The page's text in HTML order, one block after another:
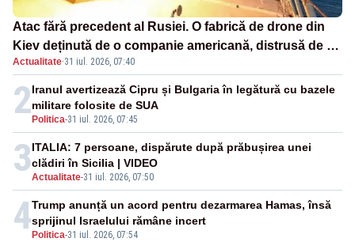
Atac fără precedent al Rusiei. O fabrică de drone din
Kiev deținută de o companie americană, distrusă de o
rachetă rusească
Actualitate·31 iul. 2026, 07:40
2 Politica-31 iul. 2026, 07:45
Iranul avertizează Cipru și Bulgaria în legătură cu bazele
militare folosite de SUA
3Actualitate-31 iul. 2026, 07:50
ITALIA: 7 persoane, dispărute după prăbușirea unei
clădiri în Sicilia | VIDEO
4 Politica-31 iul. 2026, 07:54
Trump anunță un acord pentru dezarmarea Hamas, însă
sprijinul Israelului rămâne incert